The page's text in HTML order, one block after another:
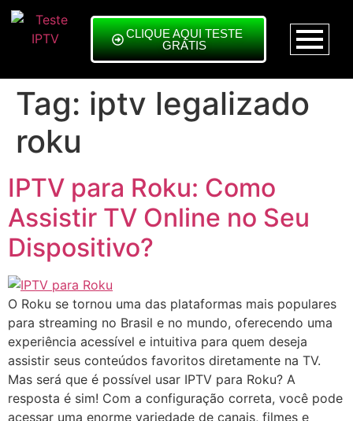
CLIQUE AQUI TESTE
GRÁTIS
Tag: iptv legalizado
roku
IPTV para Roku: Como
Assistir TV Online no Seu
Dispositivo?
O Roku se tornou uma das plataformas mais populares
para streaming no Brasil e no mundo, oferecendo uma
experiência acessível e intuitiva para quem deseja
assistir seus conteúdos favoritos diretamente na TV.
Mas será que é possível usar IPTV para Roku? A
resposta é sim! Com a configuração correta, você pode
acessar uma enorme variedade de canais, filmes e